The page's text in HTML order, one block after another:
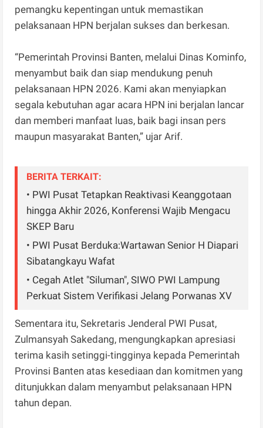
pemangku kepentingan untuk memastikan
pelaksanaan HPN berjalan sukses dan berkesan.
“Pemerintah Provinsi Banten, melalui Dinas Kominfo,
menyambut baik dan siap mendukung penuh
pelaksanaan HPN 2026. Kami akan menyiapkan
segala kebutuhan agar acara HPN ini berjalan lancar
dan memberi manfaat luas, baik bagi insan pers
maupun masyarakat Banten,” ujar Arif.
BERITA TERKAIT:
• PWI Pusat Tetapkan Reaktivasi Keanggotaan
hingga Akhir 2026, Konferensi Wajib Mengacu
SKEP Baru
• PWI Pusat Berduka:Wartawan Senior H Diapari
Sibatangkayu Wafat
• Cegah Atlet "Siluman", SIWO PWI Lampung
Perkuat Sistem Verifikasi Jelang Porwanas XV
Sementara itu, Sekretaris Jenderal PWI Pusat,
Zulmansyah Sakedang, mengungkapkan apresiasi
terima kasih setinggi-tingginya kepada Pemerintah
Provinsi Banten atas kesediaan dan komitmen yang
ditunjukkan dalam menyambut pelaksanaan HPN
tahun depan.